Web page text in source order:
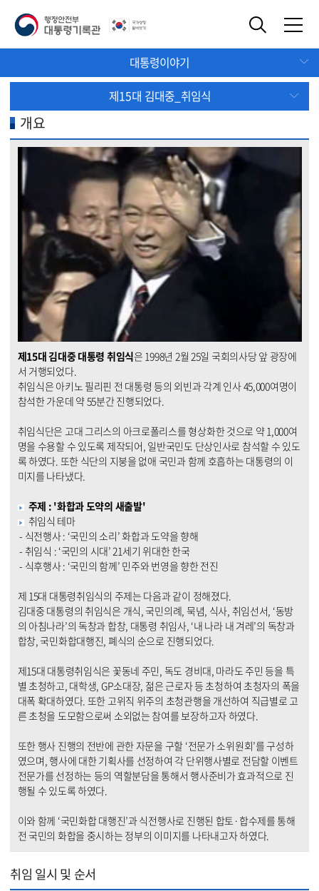
대통령이야기
제15대 김대중_취임식
개요
제15대 김대중 대통령 취임식은 1998년 2월 25일 국회의사당 앞 광장에
서 거행되었다.
취임식은 아키노 필리핀 전 대통령 등의 외빈과 각계 인사 45,000여명이
참석한 가운데 약 55분간 진행되었다.
취임식단은 고대 그리스의 아크로폴리스를 형상화한 것으로 약 1,000여
명을 수용할 수 있도록 제작되어, 일반국민도 단상인사로 참석할 수 있도
록 하였다. 또한 식단의 지붕을 없애 국민과 함께 호흡하는 대통령의 이
미지를 나타냈다.
주제 : '화합과 도약의 새출발'
취임식 테마
- 식전행사 : ‘국민의 소리’ 화합과 도약을 향해
- 취임식 : ‘국민의 시대’ 21세기 위대한 한국
- 식후행사 : ‘국민의 함께’ 민주와 번영을 향한 전진
제 15대 대통령취임식의 주제는 다음과 같이 정해졌다.
김대중 대통령의 취임식은 개식, 국민의례, 묵념, 식사, 취임선서, ‘동방
의 아침나라’의 독창과 합창, 대통령 취임사, ‘내 나라 내 겨레’의 독창과
합창, 국민화합대행진, 폐식의 순으로 진행되었다.
제15대 대통령취임식은 꽃동네 주민, 독도 경비대, 마라도 주민 등을 특
별 초청하고, 대학생, GP소대장, 젊은 근로자 등 초청하여 초청자의 폭을
대폭 확대하였다. 또한 고위직 위주의 초청관행을 개선하여 직급별로 고
른 초청을 도모함으로써 소외없는 참여를 보장하고자 하였다.
또한 행사 진행의 전반에 관한 자문을 구할 ‘전문가 소위원회’를 구성하
였으며, 행사에 대한 기획사를 선정하여 각 단위행사별로 전담할 이벤트
전문가를 선정하는 등의 역할분담을 통해서 행사준비가 효과적으로 진
행될 수 있도록 하였다.
이와 함께 ‘국민화합 대행진’과 식전행사로 진행된 합토·합수제를 통해
전 국민의 화합을 중시하는 정부의 이미지를 나타내고자 하였다.
취임 일시 및 순서